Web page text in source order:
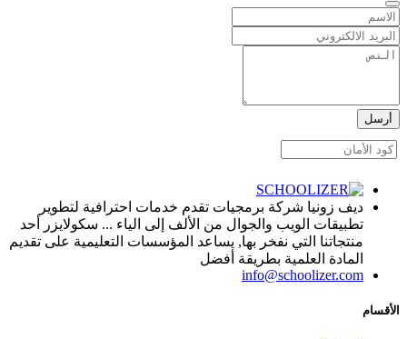
أرسل
ديف زونيا شركة برمجيات تقدم خدمات احترافية لتطوير
تطبيقات الويب والجوال من الألف إلى الياء ... سكولايزر أحد
منتجاتنا التي نفخر بها, يساعد المؤسسات التعليمية على تقديم
المادة العلمية بطريقة أفضل
info@schoolizer.com
الأقسام